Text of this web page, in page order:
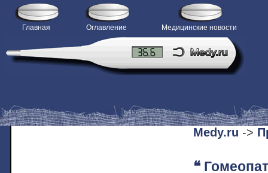
Главная Оглавление Медицинские новости
Medy.ru ->
❝